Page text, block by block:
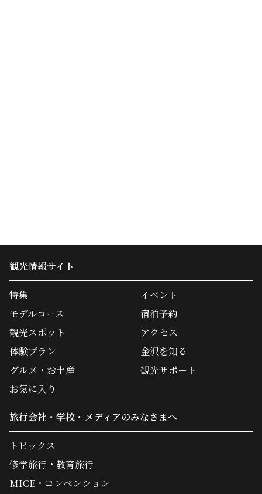
観光情報サイト
特集
モデルコース
観光スポット
体験プラン
グルメ・お土産
イベント
宿泊予約
アクセス
金沢を知る
観光サポート
お気に入り
旅行会社・学校・メディアのみなさまへ
トピックス
修学旅行・教育旅行
MICE・コンベンション